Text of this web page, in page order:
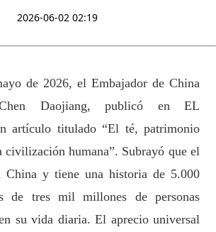
2026-06-02 02:19
de 2026, el Embajador de China
Daojiang, publicó en EL
artículo titulado “El té, patrimonio
civilización humana”. Subrayó que el
China y tiene una historia de 5.000
de tres mil millones de personas
su vida diaria. El aprecio universal